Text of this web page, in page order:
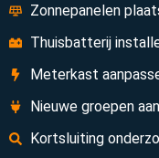
Zonnepanelen
Thuisbatterij
Meterkast
Nieuwe groepen
Kortsluiting